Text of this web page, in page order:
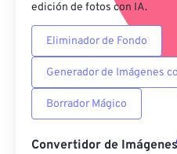
edición de fotos con IA.
Eliminador de Fondo
Generador de Imágenes
Borrador Mágico
Convertidor de Imágenes